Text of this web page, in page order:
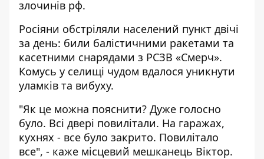
злочинів рф.
Росіяни обстріляли населений пункт двічі
за день: били балістичними ракетами та
касетними снарядами з РСЗВ «Смерч».
Комусь у селищі чудом вдалося уникнути
уламків та вибуху.
"Як це можна пояснити? Дуже голосно
було. Всі двері повилітали. На гаражах,
кухнях - все було закрито. Повилітало
все", - каже місцевий мешканець Віктор.